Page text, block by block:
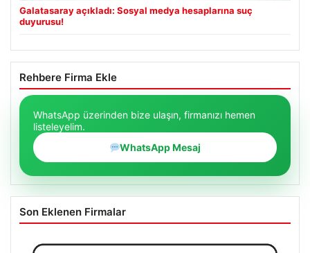
Galatasaray açıkladı: Sosyal medya hesaplarına suç
duyurusu!
Rehbere Firma Ekle
WhatsApp üzerinden bize ulaşın, firmanızı hemen
listeleyelim.
WhatsApp Mesaj
Son Eklenen Firmalar